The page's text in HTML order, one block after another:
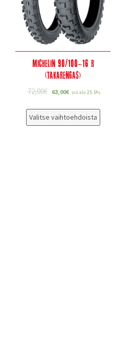
Michelin 90/100-16 R
(takarengas)
72,00€ 63,00€ sis alv 25.5%
Valitse vaihtoehdoista